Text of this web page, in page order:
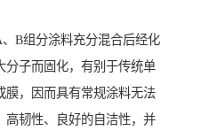
B组分涂料充分混合后经化
分子而固化，有别于传统单
膜，因而具有常规涂料无法
高韧性、良好的自洁性，并